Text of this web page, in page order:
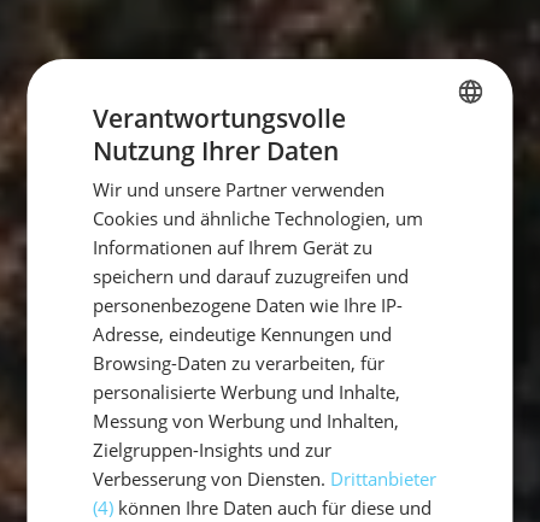
Verantwortungsvolle
Nutzung Ihrer Daten
Wir und unsere Partner verwenden
Cookies und ähnliche Technologien, um
Informationen auf Ihrem Gerät zu
speichern und darauf zuzugreifen und
personenbezogene Daten wie Ihre IP-
Adresse, eindeutige Kennungen und
Browsing-Daten zu verarbeiten, für
personalisierte Werbung und Inhalte,
Messung von Werbung und Inhalten,
Zielgruppen-Insights und zur
Verbesserung von Diensten. Drittanbieter
(4) können Ihre Daten auch für diese und